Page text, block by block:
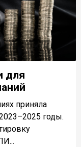
для
приняла
годы.